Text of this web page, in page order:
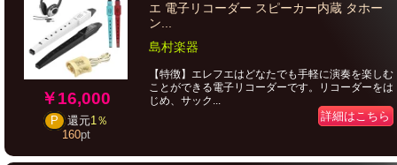
￥16,000
P 還元1％
160pt
エ 電子リコーダー スピーカー内蔵 タホー
ン...
島村楽器
【特徴】エレフエはどなたでも手軽に演奏を楽しむ
ことができる電子リコーダーです。リコーダーをは
じめ、サック...
詳細はこちら